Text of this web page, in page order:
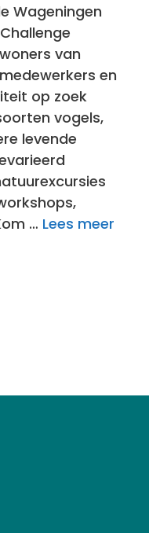
Wageningen
van
en
op zoek
vogels,
levende
… Lees meer